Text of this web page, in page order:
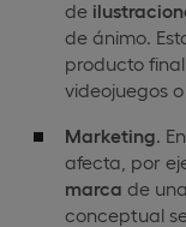
de
de ánimo.
producto
videojuegos o
Marketing .
afecta, por
marca de
conceptual